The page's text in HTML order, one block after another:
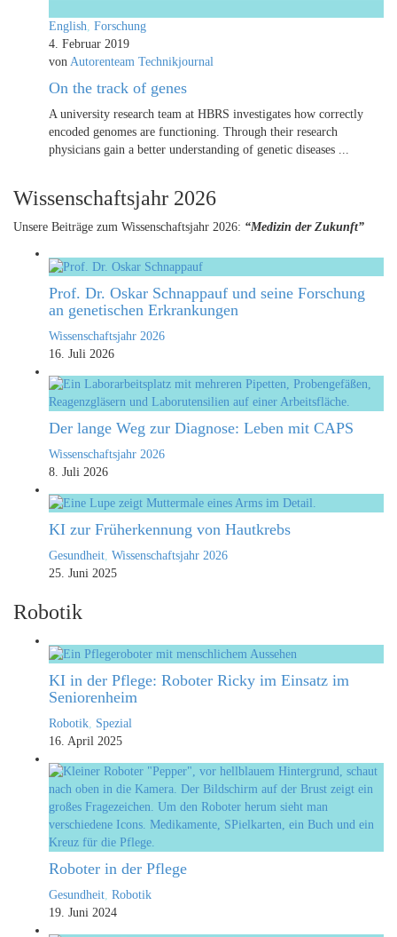
English, Forschung
4. Februar 2019
von Autorenteam Technikjournal
On the track of genes
A university research team at HBRS investigates how correctly
encoded genomes are functioning. Through their research
physicians gain a better understanding of genetic diseases ...
Wissenschaftsjahr 2026
Unsere Beiträge zum Wissenschaftsjahr 2026: “Medizin der Zukunft”
Prof. Dr. Oskar Schnappauf und seine Forschung
an genetischen Erkrankungen
Wissenschaftsjahr 2026
16. Juli 2026
Der lange Weg zur Diagnose: Leben mit CAPS
Wissenschaftsjahr 2026
8. Juli 2026
KI zur Früherkennung von Hautkrebs
Gesundheit Wissenschaftsjahr 2026
25. Juni 2025
Robotik
KI in der Pflege: Roboter Ricky im Einsatz im
Seniorenheim
Robotik Spezial
16. April 2025
Roboter in der Pflege
Gesundheit Robotik
19. Juni 2024